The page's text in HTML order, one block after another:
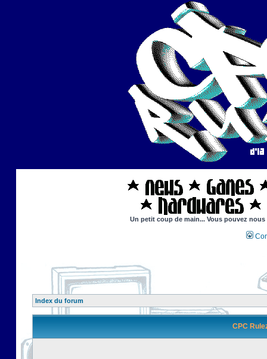
Un petit coup de main... Vous pouvez
Index du forum
CPC